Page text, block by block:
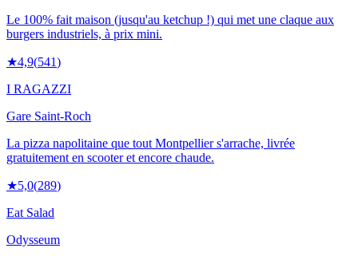
Le 100% fait maison (jusqu'au ketchup !) qui met une claque aux
burgers industriels, à prix mini.
★4,9(541)
I RAGAZZI
Gare Saint-Roch
La pizza napolitaine que tout Montpellier s'arrache, livrée
gratuitement en scooter et encore chaude.
★5,0(289)
Eat Salad
Odysseum